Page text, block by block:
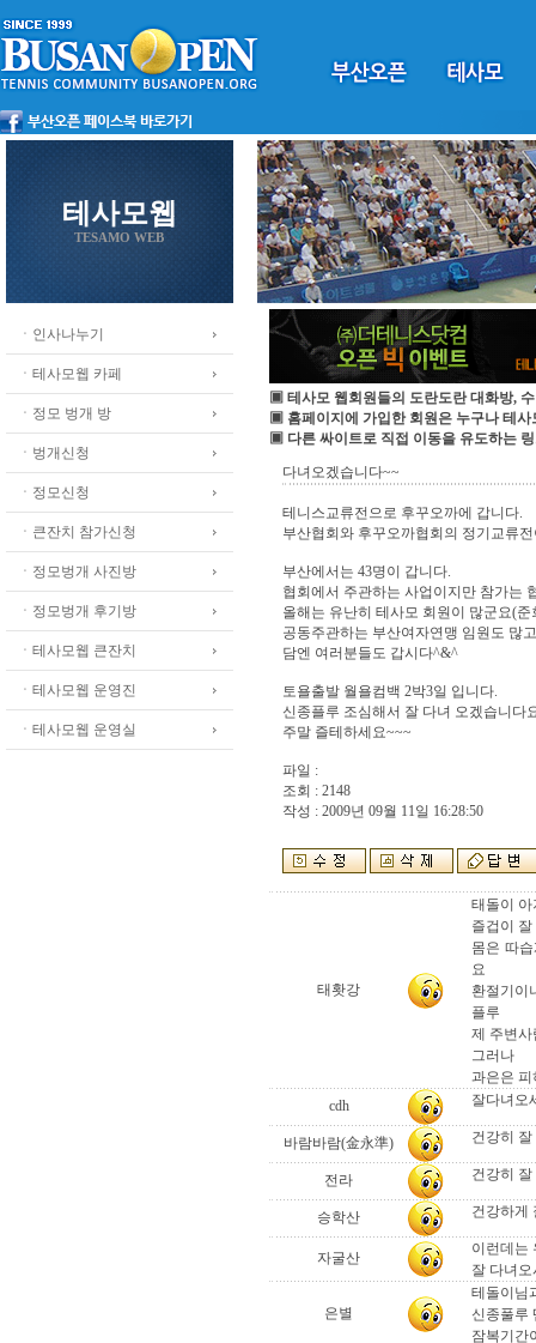
테사모웹
TESAMO WEB
ㆍ인사나누기
ㆍ테사모웹 카페
ㆍ정모 벙개 방
ㆍ벙개신청
ㆍ정모신청
ㆍ큰잔치 참가신청
ㆍ정모벙개 사진방
ㆍ정모벙개 후기방
ㆍ테사모웹 큰잔치
ㆍ테사모웹 운영진
ㆍ테사모웹 운영실
▣ 테사모 웹회원들의 도란도란 대화방,
▣ 홈페이지에 가입한 회원은 누구나 테사
▣ 다른 싸이트로 직접 이동을 유도하는
다녀오겠습니다~~
테니스교류전으로 후꾸오까에 갑니다.
부산협회와 후꾸오까협회의 정기교류
부산에서는 43명이 갑니다.
협회에서 주관하는 사업이지만 참가는
올해는 유난히 테사모 회원이 많군요(
공동주관하는 부산여자연맹 임원도 많
담엔 여러분들도 갑시다^&^
토욜출발 월욜컴백 2박3일 입니다.
신종플루 조심해서 잘 다녀 오겠습니다
주말 즐테하세요~~~
파일 :
조회 : 2148
작성 : 2009년 09월 11일 16:28:50
태홧강
태돌이 아
즐겁이
몸은 따
요
환절기이
플루
제 주변
그러나
과은은
cdh
잘다녀오
바람바람(金永準) 건강히
전라 건강히
승학산 건강하게
자굴산
이런데는
잘 다녀
은별
테돌이님
신종풀루
잠복기간